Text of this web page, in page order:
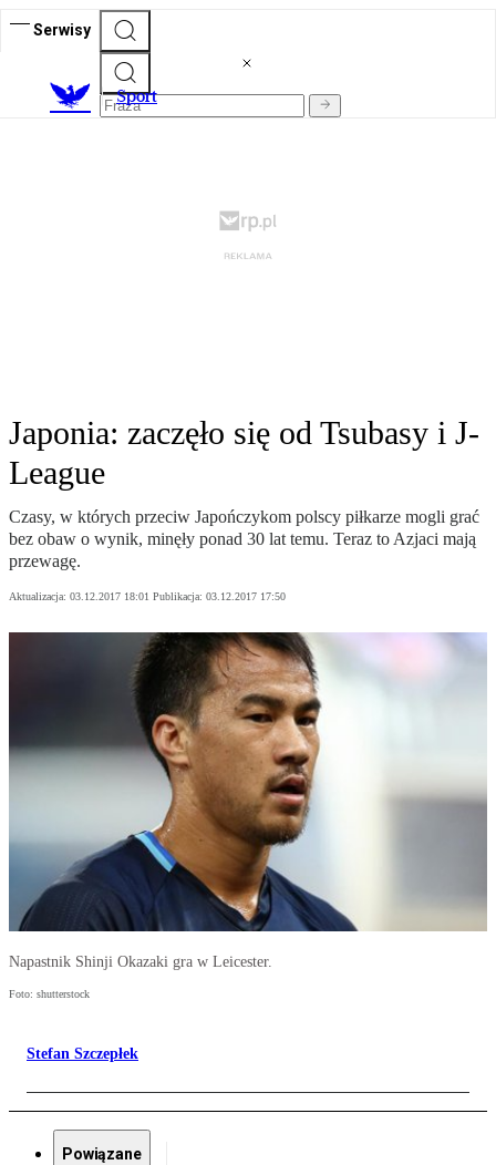
Serwisy
Sport
Japonia: zaczęło się od Tsubasy i J-
League
Czasy, w których przeciw Japończykom polscy piłkarze mogli grać
bez obaw o wynik, minęły ponad 30 lat temu. Teraz to Azjaci mają
przewagę.
Aktualizacja: 03.12.2017 18:01 Publikacja: 03.12.2017 17:50
Napastnik Shinji Okazaki gra w Leicester.
Foto: shutterstock
Stefan Szczepłek
Powiązane